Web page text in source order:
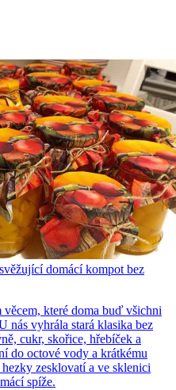
domácí kompot bez
které doma buď všichni
nás vyhrála stará klasika bez
cukr, skořice, hřebíček a
do octové vody a krátkému
zesklovatí a ve sklenici
spíže.